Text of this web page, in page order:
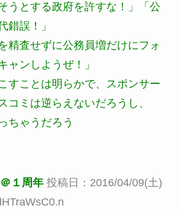
うとする政府を許すな！」「公
錯誤！」
精査せずに公務員増だけにフォ
ャンしようぜ！」
すことは明らかで、スポンサー
コミは逆らえないだろうし、
ちゃうだろう
１周年 投稿日：2016/04/09(土)